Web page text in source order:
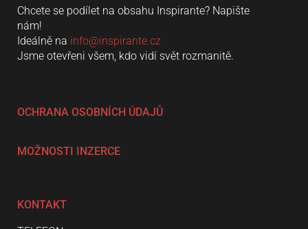
Chcete se podílet na obsahu Inspirante? Napište
nám!
Ideálně na info@inspirante.cz
Jsme otevřeni všem, kdo vidí svět rozmanitě.
OCHRANA OSOBNÍCH ÚDAJŮ
MOŽNOSTI INZERCE
KONTAKT